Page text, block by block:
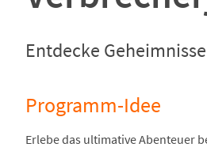
Entdecke
Programm-Idee
Erlebe das ultimative Abenteuer